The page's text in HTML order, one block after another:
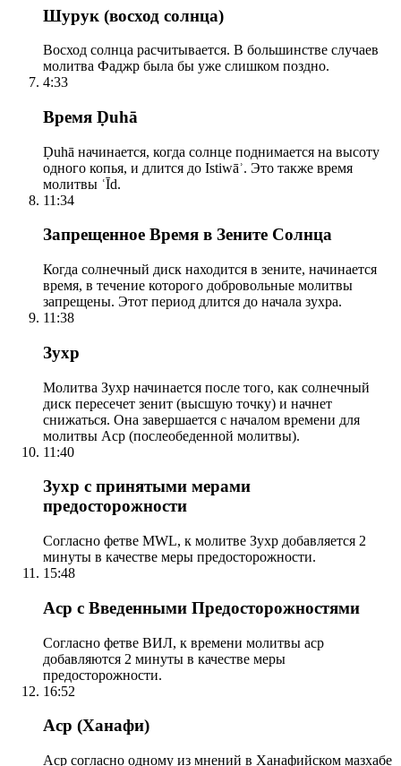
Шурук (восход солнца)
Восход солнца расчитывается. В большинстве случаев
молитва Фаджр была бы уже слишком поздно.
4:33
Время Ḍuhā
Ḍuhā начинается, когда солнце поднимается на высоту
одного копья, и длится до Istiwāʾ. Это также время
молитвы ʿĪd.
11:34
Запрещенное Время в Зените Солнца
Когда солнечный диск находится в зените, начинается
время, в течение которого добровольные молитвы
запрещены. Этот период длится до начала зухра.
11:38
Зухр
Молитва Зухр начинается после того, как солнечный
диск пересечет зенит (высшую точку) и начнет
снижаться. Она завершается с началом времени для
молитвы Аср (послеобеденной молитвы).
11:40
Зухр с принятыми мерами
предосторожности
Согласно фетве MWL, к молитве Зухр добавляется 2
минуты в качестве меры предосторожности.
15:48
Аср с Введенными Предосторожностями
Согласно фетве ВИЛ, к времени молитвы аср
добавляются 2 минуты в качестве меры
предосторожности.
16:52
Аср (Ханафи)
Аср согласно одному из мнений в Ханафийском мазхабе